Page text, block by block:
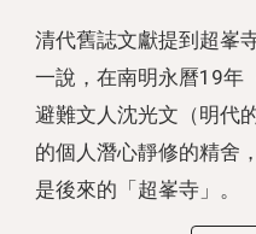
清代舊誌文獻提到超峯
一說，在南明永曆19年
避難文人沈光文（明代
的個人潛心靜修的精舍
是後來的「超峯寺」。